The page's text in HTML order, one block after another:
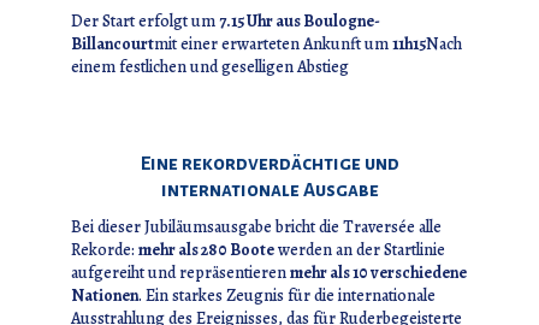
Der Start erfolgt um7.15 Uhr aus Boulogne-
Billancourtmit einer erwarteten Ankunft um11h15Nach
einem festlichen und geselligen Abstieg
Eine rekordverdächtige und
internationale Ausgabe
Bei dieser Jubiläumsausgabe bricht die Traversée alle
Rekorde:mehr als 280 Bootewerden an der Startlinie
aufgereiht und repräsentierenmehr als 10 verschiedene
Nationen. Ein starkes Zeugnis für die internationale
Ausstrahlung des Ereignisses, das für Ruderbegeisterte